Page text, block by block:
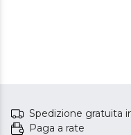
Spedizione gratuita
Paga a rate